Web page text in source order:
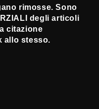
rimosse. Sono
degli articoli
citazione
allo stesso.